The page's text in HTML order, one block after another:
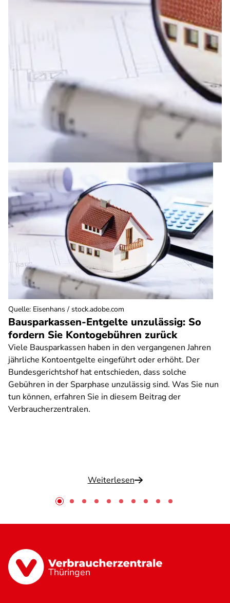
Bausparkassen-Entgelte unzulässig: So
fordern Sie Kontogebühren zurück
Viele Bausparkassen haben in den vergangenen Jahren
jährliche Kontoentgelte eingeführt oder erhöht. Der
Bundesgerichtshof hat entschieden, dass solche
Gebühren in der Sparphase unzulässig sind. Was Sie nun
tun können, erfahren Sie in diesem Beitrag der
Verbraucherzentralen.
Weiterlesen
Quelle: Eisenhans / stock.adobe.com
Thüringen